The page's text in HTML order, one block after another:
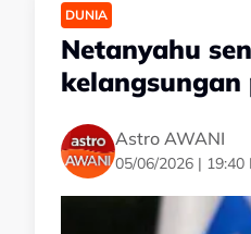
DUNIA
Netanyahu
Astro AWANI
05/06/2026 | 19:40